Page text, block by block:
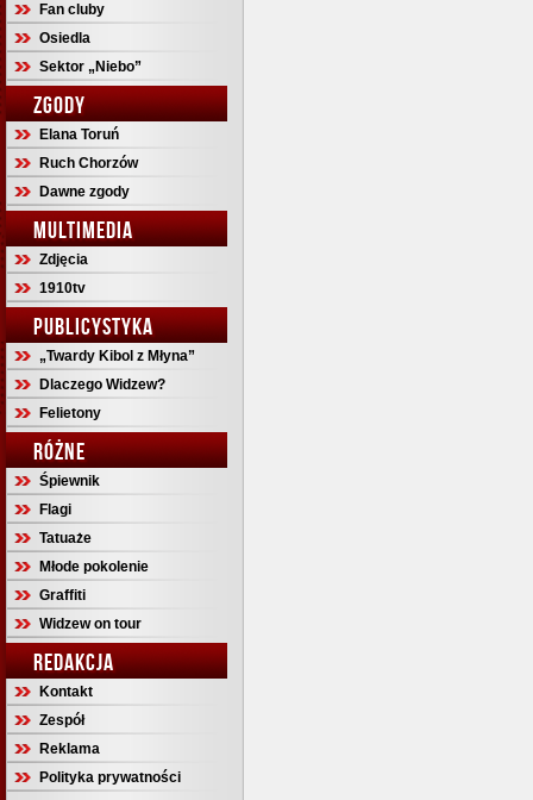
Fan cluby
Osiedla
Sektor „Niebo”
ZGODY
Elana Toruń
Ruch Chorzów
Dawne zgody
MULTIMEDIA
Zdjęcia
1910tv
PUBLICYSTYKA
„Twardy Kibol z Młyna”
Dlaczego Widzew?
Felietony
RÓŻNE
Śpiewnik
Flagi
Tatuaże
Młode pokolenie
Graffiti
Widzew on tour
REDAKCJA
Kontakt
Zespół
Reklama
Polityka prywatności